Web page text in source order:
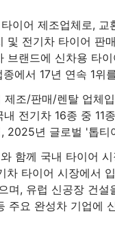
이어 제조업체로,
및 전기차 타이어 판
브랜드에 신차용 타
에서 17년 연속 1
제조/판매/렌탈 업체
전기차 16종 중 11
2025년 글로벌 '톱
함께 국내 타이어
차 타이어 시장에서
며, 유럽 신공장 건
주요 완성차 기업에